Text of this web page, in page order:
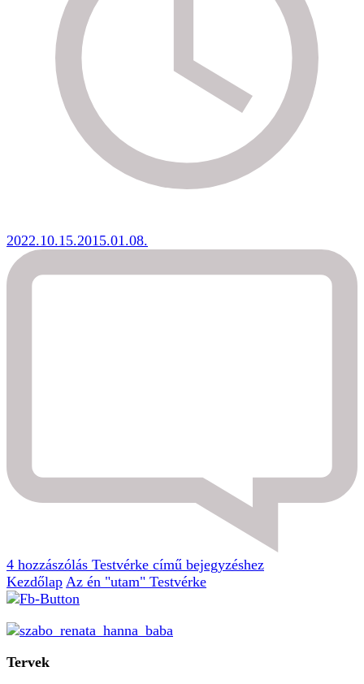
2022.10.15.2015.01.08.
4 hozzászólás Testvérke című bejegyzéshez
Kezdőlap Az én "utam" Testvérke
Tervek